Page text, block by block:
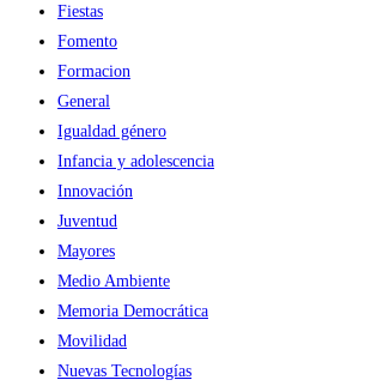
Fiestas
Fomento
Formacion
General
Igualdad género
Infancia y adolescencia
Innovación
Juventud
Mayores
Medio Ambiente
Memoria Democrática
Movilidad
Nuevas Tecnologías